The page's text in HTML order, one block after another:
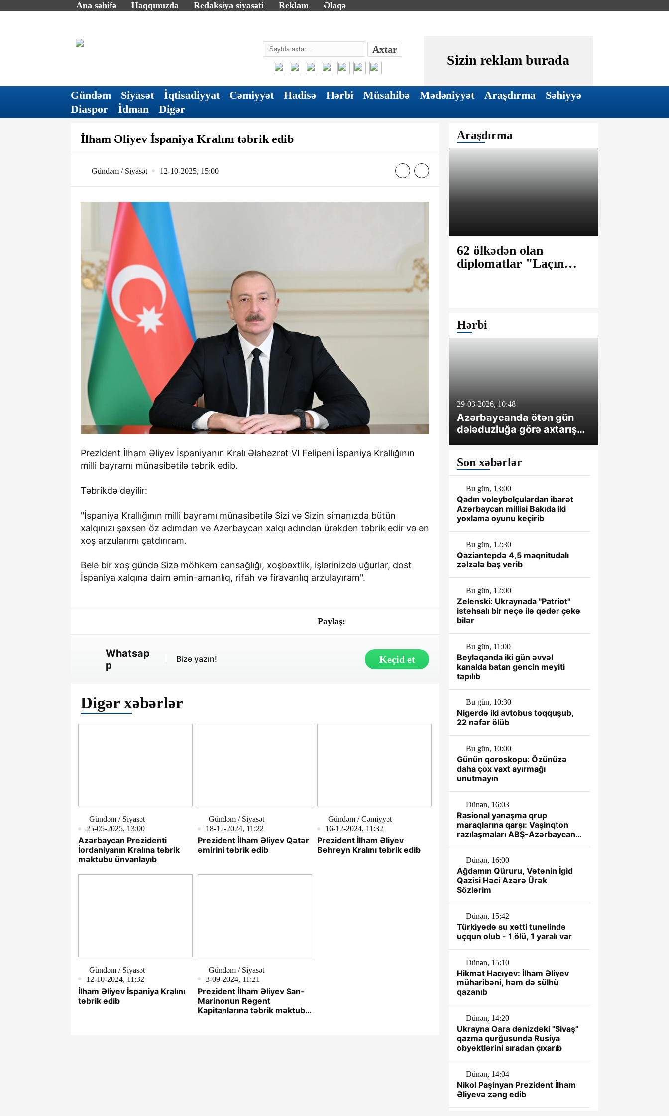
Ana səhifə Haqqımızda Redaksiya siyasəti Reklam Əlaqə
Axtar
Sizin reklam burada
Gündəm Siyasət İqtisadiyyat Cəmiyyət Hadisə Hərbi Müsahibə Mədəniyyət Araşdırma
Səhiyyə
Diaspor
İdman Digər
İlham Əliyev İspaniya Kralını təbrik edib
Gündəm / Siyasət 12-10-2025, 15:00
Prezident İlham Əliyev İspaniyanın Kralı Əlahəzrət VI Felipeni İspaniya Krallığının
milli bayramı münasibətilə təbrik edib.
Təbrikdə deyilir:
"İspaniya Krallığının milli bayramı münasibətilə Sizi və Sizin simanızda bütün
xalqınızı şəxsən öz adımdan və Azərbaycan xalqı adından ürəkdən təbrik edir və ən
xoş arzularımı çatdırıram.
Belə bir xoş gündə Sizə möhkəm cansağlığı, xoşbəxtlik, işlərinizdə uğurlar, dost
İspaniya xalqına daim əmin-amanlıq, rifah və firavanlıq arzulayıram".
Paylaş:
Whatsap
p
Bizə yazın! Keçid et
Digər xəbərlər
Gündəm / Siyasət
25-05-2025, 13:00
Azərbaycan Prezidenti
İordaniyanın Kralına təbrik
məktubu ünvanlayıb
Gündəm / Siyasət
18-12-2024, 11:22
Prezident İlham Əliyev Qətər
əmirini təbrik edib
Gündəm / Cəmiyyət
16-12-2024, 11:32
Prezident İlham Əliyev
Bəhreyn Kralını təbrik edib
Gündəm / Siyasət
12-10-2024, 11:32
İlham Əliyev İspaniya Kralını
təbrik edib
Gündəm / Siyasət
3-09-2024, 11:21
Prezident İlham Əliyev San-
Marinonun Regent
Kapitanlarına təbrik məktubu
Araşdırma
62 ölkədən olan
diplomatlar "Laçın
Hərbi
29-03-2026, 10:48
Azərbaycanda ötən gün
dələduzluğa görə axtarışda
Son xəbərlər
Bu gün, 13:00
Qadın voleybolçulardan ibarət
Azərbaycan millisi Bakıda iki
yoxlama oyunu keçirib
Bu gün, 12:30
Qaziantepdə 4,5 maqnitudalı
zəlzələ baş verib
Bu gün, 12:00
Zelenski: Ukraynada "Patriot"
istehsalı bir neçə ilə qədər çəkə
bilər
Bu gün, 11:00
Beyləqanda iki gün əvvəl
kanalda batan gəncin meyiti
tapılıb
Bu gün, 10:30
Nigerdə iki avtobus toqquşub,
22 nəfər ölüb
Bu gün, 10:00
Günün qoroskopu: Özünüzə
daha çox vaxt ayırmağı
unutmayın
Dünən, 16:03
Rasional yanaşma qrup
maraqlarına qarşı: Vaşinqton
razılaşmaları ABŞ-Azərbaycan
Dünən, 16:00
Ağdamın Qüruru, Vətənin İgid
Qazisi Həci Azərə Ürək
Sözlərim
Dünən, 15:42
Türkiyədə su xətti tunelində
uçqun olub - 1 ölü, 1 yaralı var
Dünən, 15:10
Hikmət Hacıyev: İlham Əliyev
müharibəni, həm də sülhü
qazanıb
Dünən, 14:20
Ukrayna Qara dənizdəki "Sivaş"
qazma qurğusunda Rusiya
obyektlərini sıradan çıxarıb
Dünən, 14:04
Nikol Paşinyan Prezident İlham
Əliyevə zəng edib